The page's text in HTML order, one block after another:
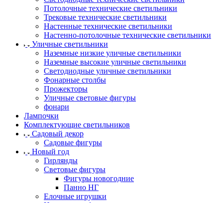
Потолочные технические светильники
Трековые технические светильники
Настенные технические светильники
Настенно-потолочные технические светильники
Уличные светильники
Наземные низкие уличные светильники
Наземные высокие уличные светильники
Светодиодные уличные светильники
Фонарные столбы
Прожекторы
Уличные световые фигуры
фонари
Лампочки
Комплектующие светильников
Садовый декор
Садовые фигуры
Новый год
Гирлянды
Световые фигуры
Фигуры новогодние
Панно НГ
Елочные игрушки